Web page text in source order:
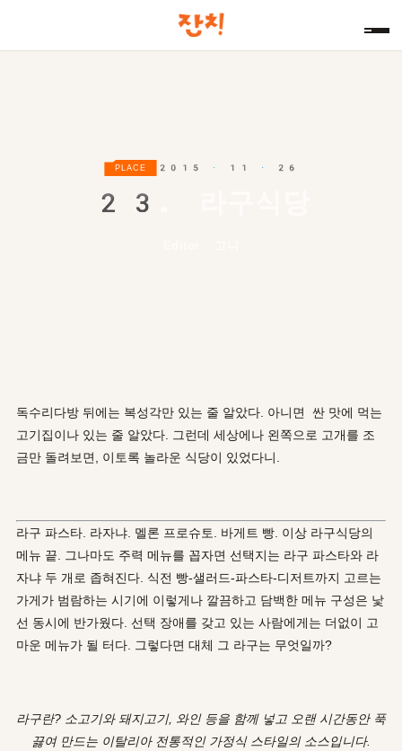
PLACE 2015 · 11 · 26
23.
독수리다방 뒤에는 복성각만 있는 줄 알았다. 아니면 싼 맛에 먹는
고기집이나 있는 줄 알았다. 그런데 세상에나 왼쪽으로 고개를 조
금만 돌려보면, 이토록 놀라운 식당이 있었다니.
라구 파스타. 라자냐. 멜론 프로슈토. 바게트 빵. 이상 라구식당의
메뉴 끝. 그나마도 주력 메뉴를 꼽자면 선택지는 라구 파스타와 라
자냐 두 개로 좁혀진다. 식전 빵-샐러드-파스타-디저트까지 고르는
가게가 범람하는 시기에 이렇게나 깔끔하고 담백한 메뉴 구성은 낯
선 동시에 반가웠다. 선택 장애를 갖고 있는 사람에게는 더없이 고
마운 메뉴가 될 터다. 그렇다면 대체 그 라구는 무엇일까?
라구란? 소고기와 돼지고기, 와인 등을 함께 넣고 오랜 시간동안 푹
끓여 만드는 이탈리아 전통적인 가정식 스타일의 소스입니다.